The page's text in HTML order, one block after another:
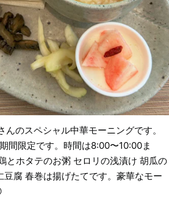
んのスペシャル中華モーニングです。
間限定です。時間は8:00〜10:00ま
とホタテのお粥 セロリの浅漬け 胡瓜の
豆腐 春巻は揚げたてです。豪華なモー